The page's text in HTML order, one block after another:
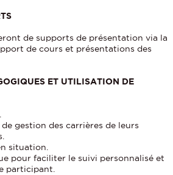
de supports de présentation via la
de cours et présentations des
ET UTILISATION DE
gestion des carrières de leurs
situation.
pour faciliter le suivi personnalisé et
participant.